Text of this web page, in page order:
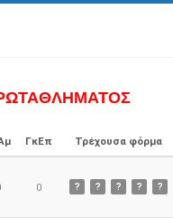
ΓκΕπ Τρέχουσα φόρμα
0 ? ? ? ? ?